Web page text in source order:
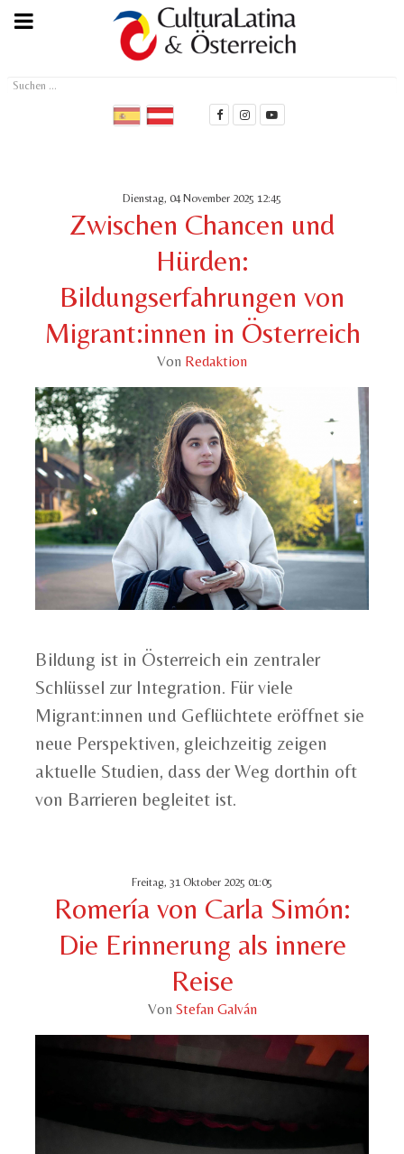
Suchen
Dienstag, 04 November 2025 12:45
Zwischen Chancen und
Hürden:
Bildungserfahrungen von
Migrant:innen in Österreich
Von Redaktion
Bildung ist in Österreich ein zentraler
Schlüssel zur Integration. Für viele
Migrant:innen und Geflüchtete eröffnet sie
neue Perspektiven, gleichzeitig zeigen
aktuelle Studien, dass der Weg dorthin oft
von Barrieren begleitet ist.
Freitag, 31 Oktober 2025 01:05
Romería von Carla Simón:
Die Erinnerung als innere
Reise
Von Stefan Galván